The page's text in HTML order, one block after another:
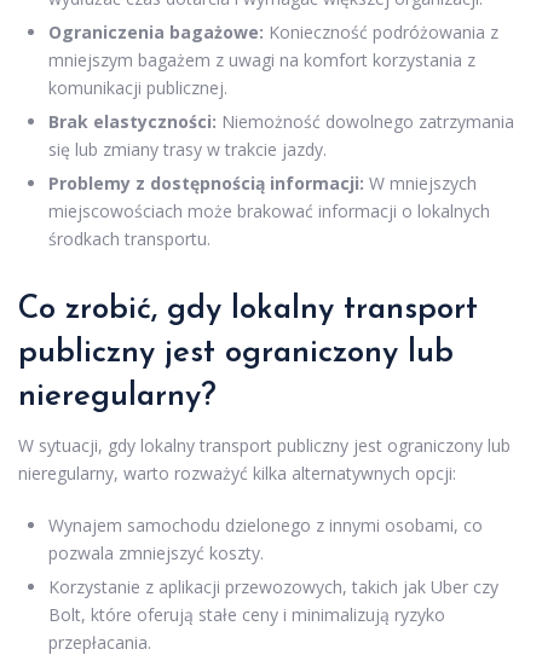
Ograniczenia bagażowe: Konieczność podróżowania z
mniejszym bagażem z uwagi na komfort korzystania z
komunikacji publicznej.
Brak elastyczności: Niemożność dowolnego zatrzymania
się lub zmiany trasy w trakcie jazdy.
Problemy z dostępnością informacji: W mniejszych
miejscowościach może brakować informacji o lokalnych
środkach transportu.
Co zrobić, gdy lokalny transport
publiczny jest ograniczony lub
nieregularny?
W sytuacji, gdy lokalny transport publiczny jest ograniczony lub
nieregularny, warto rozważyć kilka alternatywnych opcji:
Wynajem samochodu dzielonego z innymi osobami, co
pozwala zmniejszyć koszty.
Korzystanie z aplikacji przewozowych, takich jak Uber czy
Bolt, które oferują stałe ceny i minimalizują ryzyko
przepłacania.